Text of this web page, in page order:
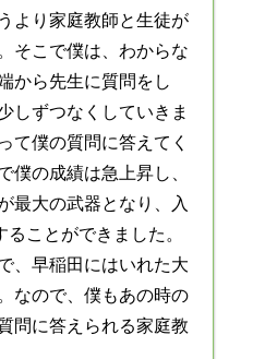
より家庭教師と生徒が
そこで僕は、わからな
から先生に質問をし
しずつなくしていきま
て僕の質問に答えてく
僕の成績は急上昇し、
最大の武器となり、入
ことができました。
、早稲田にはいれた大
なので、僕もあの時の
問に答えられる家庭教